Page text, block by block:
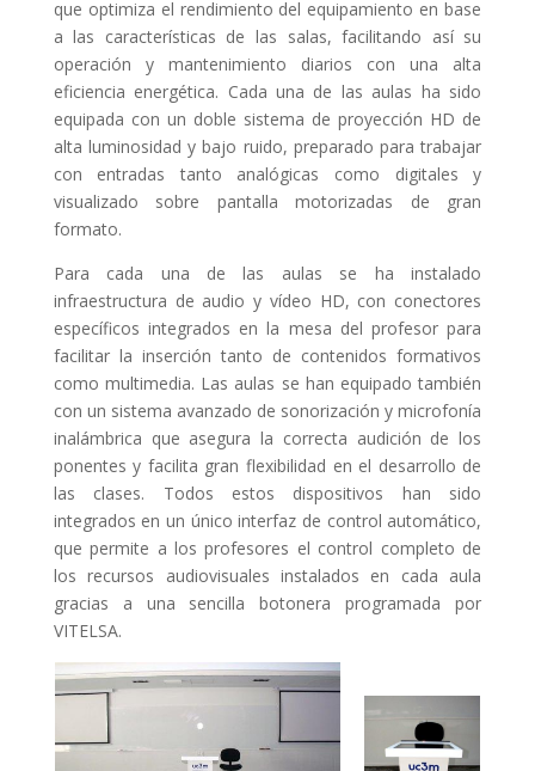
que optimiza el rendimiento del equipamiento en base
a las características de las salas, facilitando así su
operación y mantenimiento diarios con una alta
eficiencia energética. Cada una de las aulas ha sido
equipada con un doble sistema de proyección HD de
alta luminosidad y bajo ruido, preparado para trabajar
con entradas tanto analógicas como digitales y
visualizado sobre pantalla motorizadas de gran
formato.
Para cada una de las aulas se ha instalado
infraestructura de audio y vídeo HD, con conectores
específicos integrados en la mesa del profesor para
facilitar la inserción tanto de contenidos formativos
como multimedia. Las aulas se han equipado también
con un sistema avanzado de sonorización y microfonía
inalámbrica que asegura la correcta audición de los
ponentes y facilita gran flexibilidad en el desarrollo de
las clases. Todos estos dispositivos han sido
integrados en un único interfaz de control automático,
que permite a los profesores el control completo de
los recursos audiovisuales instalados en cada aula
gracias a una sencilla botonera programada por
VITELSA.